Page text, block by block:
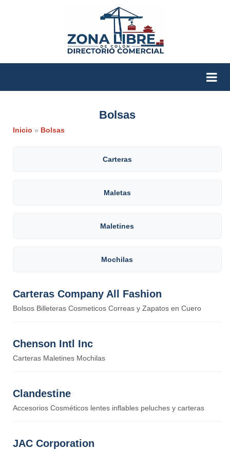
Bolsas
Inicio » Bolsas
Carteras
Maletas
Maletines
Mochilas
Carteras Company All Fashion
Bolsos Billeteras Cosmeticos Correas y Zapatos en Cuero
Chenson Intl Inc
Carteras Maletines Mochilas
Clandestine
Accesorios Cosméticos lentes inflables peluches y carteras
JAC Corporation